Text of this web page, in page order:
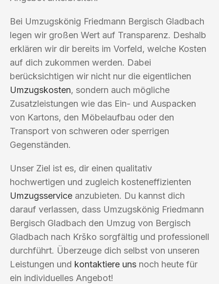
Bei Umzugskönig Friedmann Bergisch Gladbach
legen wir großen Wert auf Transparenz. Deshalb
erklären wir dir bereits im Vorfeld, welche Kosten
auf dich zukommen werden. Dabei
berücksichtigen wir nicht nur die eigentlichen
Umzugskosten, sondern auch mögliche
Zusatzleistungen wie das Ein- und Auspacken
von Kartons, den Möbelaufbau oder den
Transport von schweren oder sperrigen
Gegenständen.
Unser Ziel ist es, dir einen qualitativ
hochwertigen und zugleich kosteneffizienten
Umzugsservice anzubieten. Du kannst dich
darauf verlassen, dass Umzugskönig Friedmann
Bergisch Gladbach den Umzug von Bergisch
Gladbach nach Krško sorgfältig und professionell
durchführt. Überzeuge dich selbst von unseren
Leistungen und kontaktiere uns noch heute für
ein individuelles Angebot!